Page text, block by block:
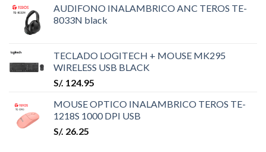
AUDIFONO INALAMBRICO ANC TEROS TE-
8033N black
TECLADO LOGITECH + MOUSE MK295
WIRELESS USB BLACK
S/. 124.95
MOUSE OPTICO INALAMBRICO TEROS TE-
1218S 1000 DPI USB
S/. 26.25